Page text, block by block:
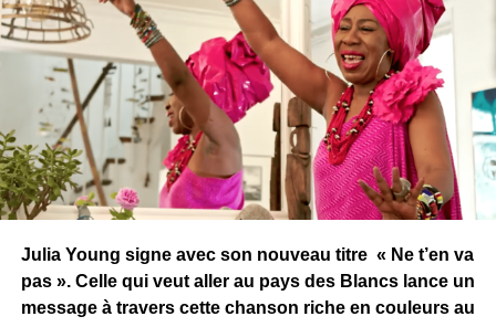
Julia Young signe avec son nouveau titre « Ne t’en va
pas ». Celle qui veut aller au pays des Blancs lance un
message à travers cette chanson riche en couleurs au